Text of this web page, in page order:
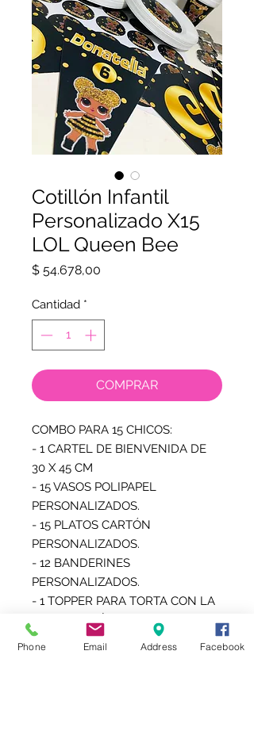
Cotillón Infantil
Personalizado X15
LOL Queen Bee
$ 54.678,00
Cantidad *
COMPRAR
COMBO PARA 15 CHICOS:
- 1 CARTEL DE BIENVENIDA DE
30 X 45 CM
- 15 VASOS POLIPAPEL
PERSONALIZADOS.
- 15 PLATOS CARTÓN
PERSONALIZADOS.
- 12 BANDERINES
PERSONALIZADOS.
- 1 TOPPER PARA TORTA CON LA
MISMA TEMÁTICA.
- 1 SERVILLETERO
Phone Email Address Facebook